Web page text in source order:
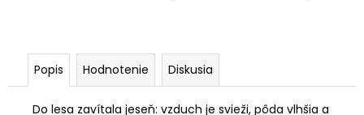
Popis Hodnotenie Diskusia
Do lesa zavítala jeseň: vzduch je svieži, pôda vlhšia a